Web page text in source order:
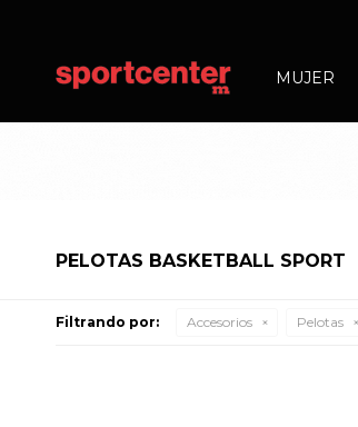
MUJER
PELOTAS BASKETBALL SPORT
Filtrando por: Accesorios Pelotas